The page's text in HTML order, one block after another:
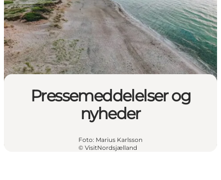
Pressemeddelelser og
nyheder
Foto: Marius Karlsson
© VisitNordsjælland